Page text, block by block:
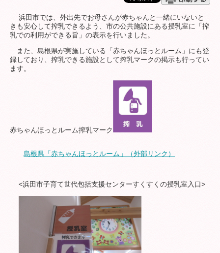
子育てカレンダー
子育て支援センター
子育て支援ガイド
学校給食センター
青少年サポートセンター
はまだ子どもニュース
浜田市では、外出先でお母さんが赤ちゃんと一緒にいないと
きも安心して搾乳できるよう、市の公共施設にある授乳室に「搾
乳での利用ができる旨」の表示を行いました。
また、島根県が実施している「赤ちゃんほっとルーム」にも登
録しており、搾乳できる施設として搾乳マークの掲示も行ってい
ます。
赤ちゃんほっとルーム搾乳マーク
島根県「赤ちゃんほっとルーム」（外部リンク）
<浜田市子育て世代包括支援センターすくすくの授乳室入口>